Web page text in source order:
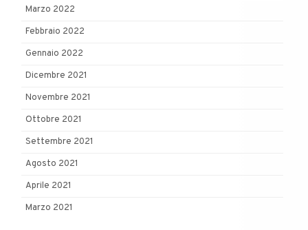
Marzo 2022
Febbraio 2022
Gennaio 2022
Dicembre 2021
Novembre 2021
Ottobre 2021
Settembre 2021
Agosto 2021
Aprile 2021
Marzo 2021